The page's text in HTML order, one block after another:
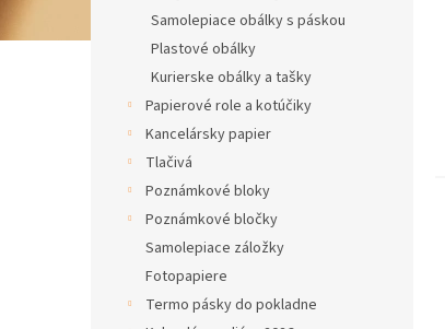
Samolepiace obálky s páskou
Plastové obálky
Kurierske obálky a tašky
Papierové role a kotúčiky
Kancelársky papier
Tlačivá
Poznámkové bloky
Poznámkové bločky
Samolepiace záložky
Fotopapiere
Termo pásky do pokladne